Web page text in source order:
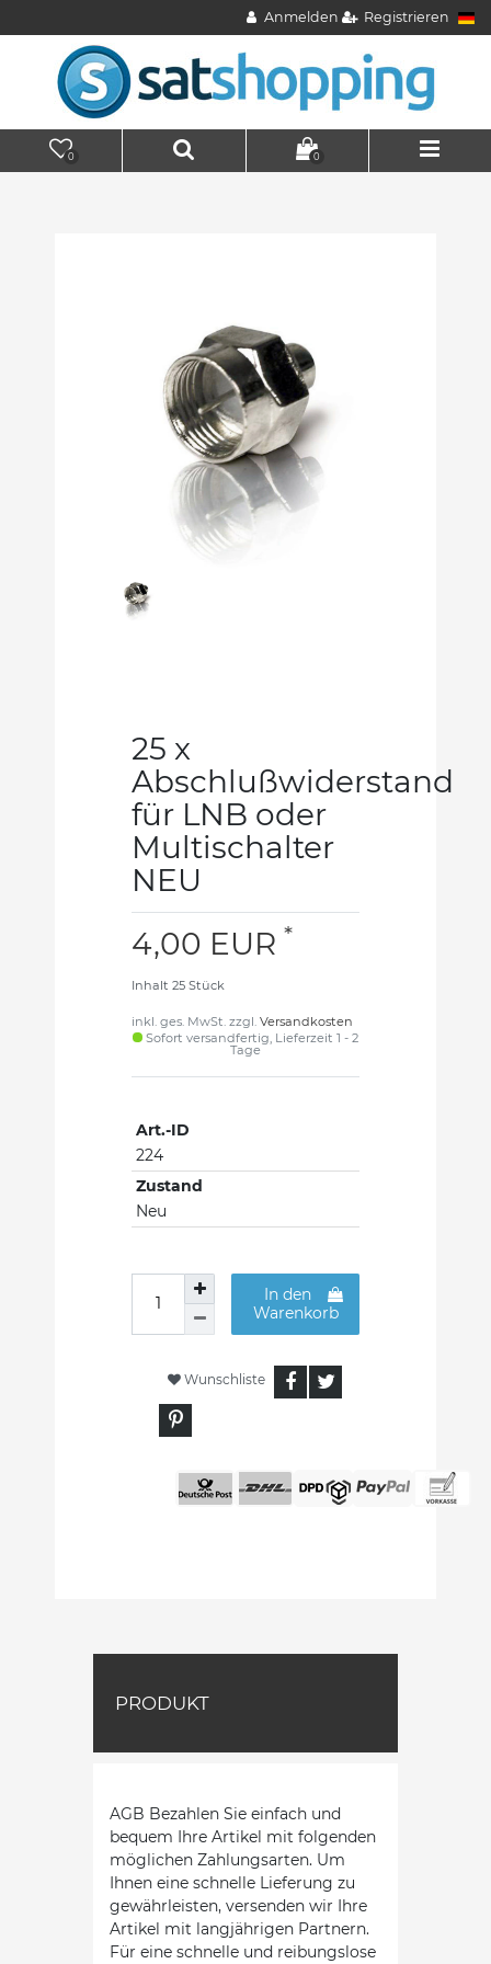
Anmelden Registrieren
0 0
25 x
Abschlußwiderstand
für LNB oder
Multischalter
NEU
4,00 EUR *
Inhalt 25 Stück
inkl. ges. MwSt. zzgl. Versandkosten
Sofort versandfertig, Lieferzeit 1 - 2
Tage
Art.-ID
224
Zustand
Neu
In den
Warenkorb
Wunschliste
PRODUKT
AGB Bezahlen Sie einfach und
bequem Ihre Artikel mit folgenden
möglichen Zahlungsarten. Um
Ihnen eine schnelle Lieferung zu
gewährleisten, versenden wir Ihre
Artikel mit langjährigen Partnern.
Für eine schnelle und reibungslose